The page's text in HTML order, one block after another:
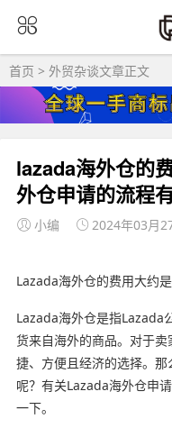
首页 > 外贸杂谈文章正文
lazada海外仓的
外仓申请的流程
小编 2024年03月
Lazada海外仓的费用大约
Lazada海外仓是指Lazada
货来自海外的商品。对于
捷、方便且经济的选择。
呢？有关Lazada海外仓申
一下。